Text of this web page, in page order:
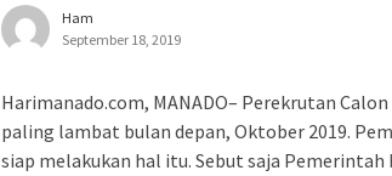
Ham
September 18, 2019
Harimanado.com, MANADO– Perekrutan
paling lambat bulan depan, Oktober 2019.
siap melakukan hal itu. Sebut saja